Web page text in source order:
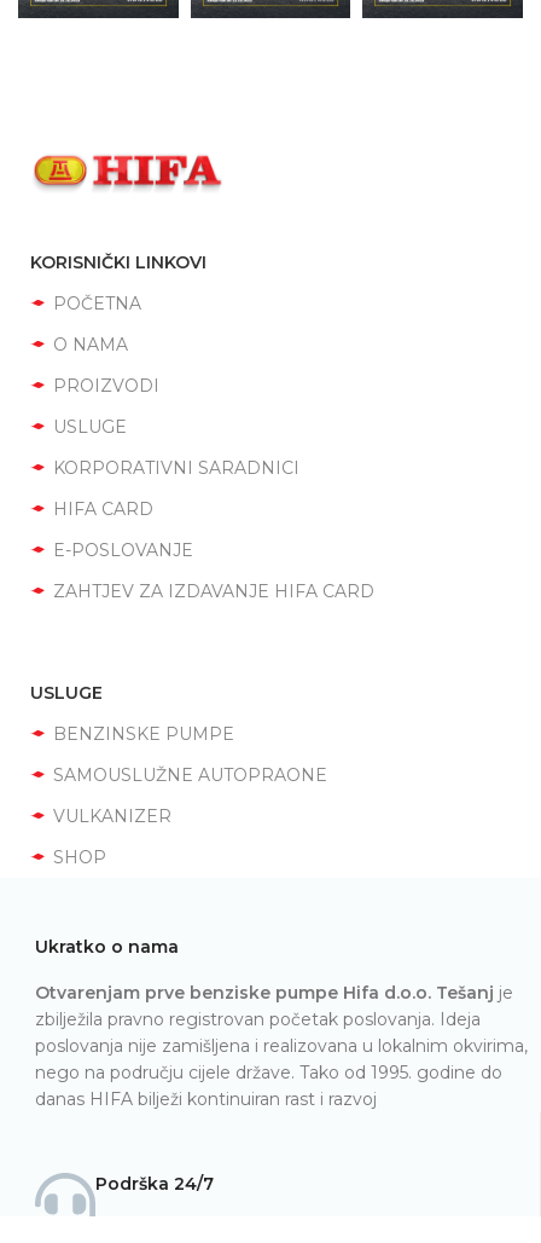
KORISNIČKI LINKOVI
POČETNA
O NAMA
PROIZVODI
USLUGE
KORPORATIVNI SARADNICI
HIFA CARD
E-POSLOVANJE
ZAHTJEV ZA IZDAVANJE HIFA CARD
USLUGE
BENZINSKE PUMPE
SAMOUSLUŽNE AUTOPRAONE
VULKANIZER
SHOP
Podrška 24/7
Ukratko o nama
Otvarenjam prve benziske pumpe Hifa d.o.o. Tešanj je
zbilježila pravno registrovan početak poslovanja. Ideja
poslovanja nije zamišljena i realizovana u lokalnim okvirima,
nego na području cijele države. Tako od 1995. godine do
danas HIFA bilježi kontinuiran rast i razvoj